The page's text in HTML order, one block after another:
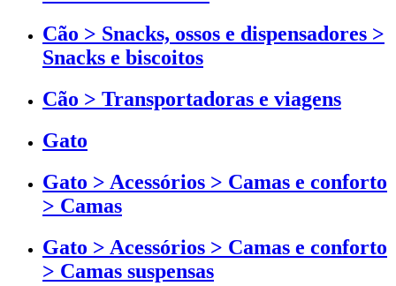
Cão > Snacks, ossos e dispensadores >
Snacks e biscoitos
Cão > Transportadoras e viagens
Gato
Gato > Acessórios > Camas e conforto
> Camas
Gato > Acessórios > Camas e conforto
> Camas suspensas